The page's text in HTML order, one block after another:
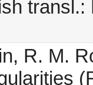
R. M.